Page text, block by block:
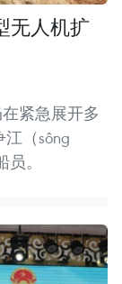
无人机扩
紧急展开多
（sông
。